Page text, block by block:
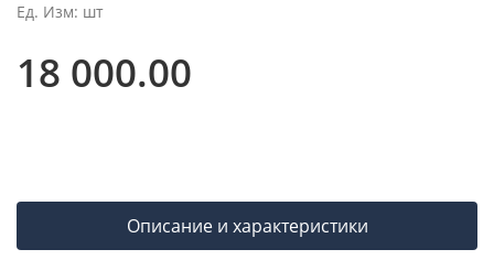
Ед. Изм: шт
18 000.00
Описание и характеристики